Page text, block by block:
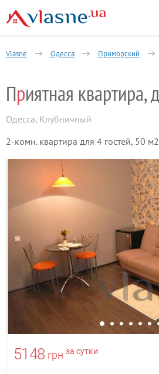
Vlasne Одесса Приморский
Пр
Одесса, Клубничный
2-комн. квартира для 4 гостей, 50 м2
5148 грн за сутки